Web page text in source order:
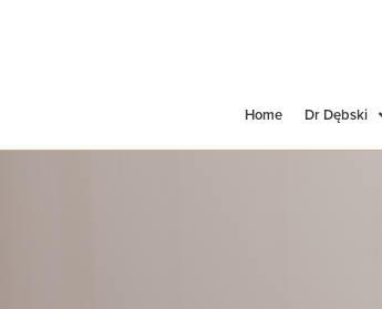
Home Dr Dębski